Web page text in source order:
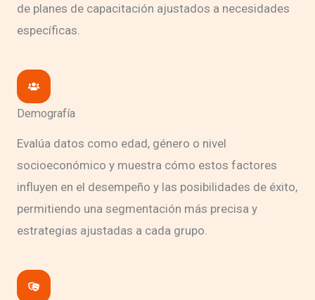
de planes de capacitación ajustados a necesidades
específicas.
Demografía
Evalúa datos como edad, género o nivel
socioeconómico y muestra cómo estos factores
influyen en el desempeño y las posibilidades de éxito,
permitiendo una segmentación más precisa y
estrategias ajustadas a cada grupo.